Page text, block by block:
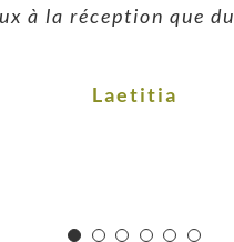
à la réception que
Laetitia
Charlotte
Karine